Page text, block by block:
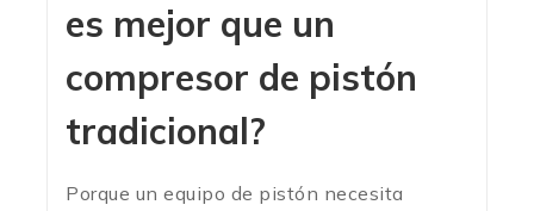
es mejor que un
compresor de pistón
tradicional?
Porque un equipo de pistón necesita